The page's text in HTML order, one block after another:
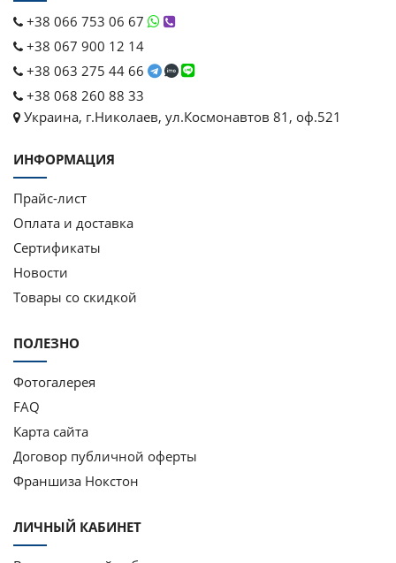
+38 066 753 06 67
+38 067 900 12 14
+38 063 275 44 66
+38 068 260 88 33
Украина, г.Николаев, ул.Космонавтов 81, оф.521
ИНФОРМАЦИЯ
Прайс-лист
Оплата и доставка
Сертификаты
Новости
Товары со скидкой
ПОЛЕЗНО
Фотогалерея
FAQ
Карта сайта
Договор публичной оферты
Франшиза Нокстон
ЛИЧНЫЙ КАБИНЕТ